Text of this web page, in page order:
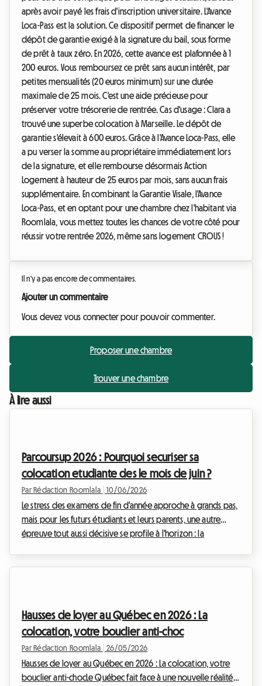
après avoir payé les frais d'inscription universitaire. L'Avance
Loca-Pass est la solution. Ce dispositif permet de financer le
dépôt de garantie exigé à la signature du bail, sous forme
de prêt à taux zéro. En 2026, cette avance est plafonnée à 1
200 euros. Vous remboursez ce prêt sans aucun intérêt, par
petites mensualités (20 euros minimum) sur une durée
maximale de 25 mois. C'est une aide précieuse pour
préserver votre trésorerie de rentrée. Cas d'usage : Clara a
trouvé une superbe colocation à Marseille. Le dépôt de
garantie s'élevait à 600 euros. Grâce à l'Avance Loca-Pass, elle
a pu verser la somme au propriétaire immédiatement lors
de la signature, et elle rembourse désormais Action
Logement à hauteur de 25 euros par mois, sans aucun frais
supplémentaire. En combinant la Garantie Visale, l'Avance
Loca-Pass, et en optant pour une chambre chez l'habitant via
Roomlala, vous mettez toutes les chances de votre côté pour
réussir votre rentrée 2026, même sans logement CROUS !
Il n'y a pas encore de commentaires.
Ajouter un commentaire
Vous devez vous connecter pour pouvoir commenter.
Proposer une chambre
Trouver une chambre
À lire aussi
Parcoursup 2026 : Pourquoi securiser sa
colocation etudiante des le mois de juin ?
Par Rédaction Roomlala 10/06/2026
Le stress des examens de fin d'année approche à grands pas,
mais pour les futurs étudiants et leurs parents, une autre
épreuve tout aussi décisive se profile à l'horizon : la
transformant la période estivale en une c...
Hausses de loyer au Québec en 2026 : La
colocation, votre bouclier anti-choc
Par Rédaction Roomlala 26/05/2026
Hausses de loyer au Québec en 2026 : La colocation, votre
bouclier anti-chocLe Québec fait face à une nouvelle réalité